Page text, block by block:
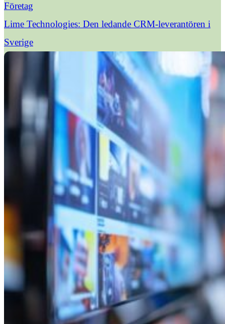
Företag
Lime Technologies: Den ledande CRM-leverantören i
Sverige